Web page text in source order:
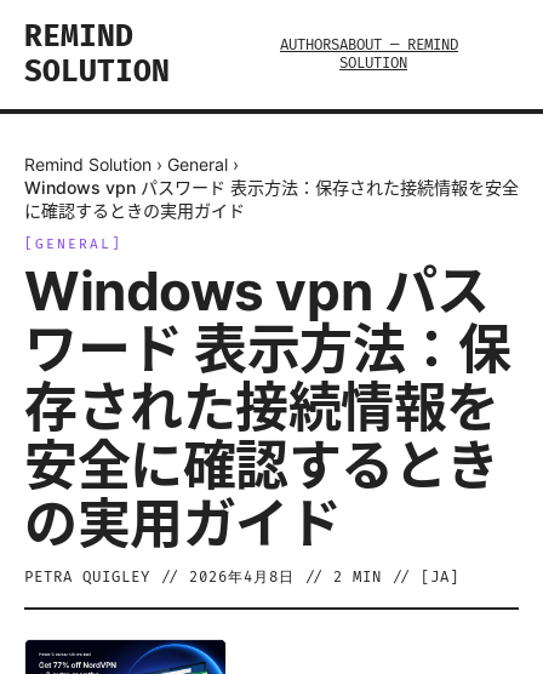
REMIND
SOLUTION
AUTHORSABOUT — REMIND
SOLUTION
Remind Solution › General ›
Windows vpn パスワード 表示方法：保存された接続情報を安全
に確認するときの実用ガイド
GENERAL
Windows vpn パス
ワード 表示方法：保
存された接続情報を
安全に確認するとき
の実用ガイド
PETRA QUIGLEY // 2026年4月8日 // 2 MIN // [ JA